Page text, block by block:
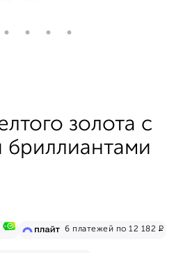
золота с
бриллиантами
6 платежей по 12 182 Р